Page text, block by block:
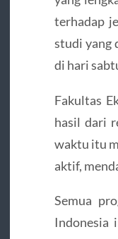
terhadap
studi yang
di hari
Fakultas
hasil dari
waktu itu
aktif,
Semua
Indonesia